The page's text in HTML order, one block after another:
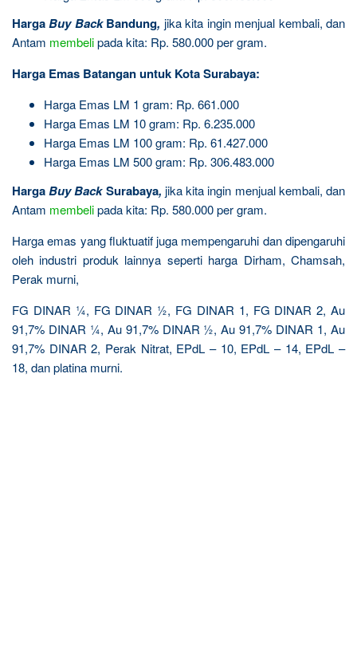
HargaBuy BackBandung, jika kita ingin menjual kembali, dan
Antam membelipada kita: Rp. 580.000 per gram.
Harga Emas Batangan untuk Kota Surabaya:
Harga Emas LM 1 gram: Rp. 661.000
Harga Emas LM 10 gram: Rp. 6.235.000
Harga Emas LM 100 gram: Rp. 61.427.000
Harga Emas LM 500 gram: Rp. 306.483.000
HargaBuy BackSurabaya, jika kita ingin menjual kembali, dan
Antam membelipada kita: Rp. 580.000 per gram.
Harga emas yang fluktuatif juga mempengaruhi dan dipengaruhi
oleh industri produk lainnya seperti harga Dirham, Chamsah,
Perak murni,
FG DINAR ¼, FG DINAR ½, FG DINAR 1, FG DINAR 2, Au
91,7% DINAR ¼, Au 91,7% DINAR ½, Au 91,7% DINAR 1, Au
91,7% DINAR 2, Perak Nitrat, EPdL – 10, EPdL – 14, EPdL –
18, dan platina murni.